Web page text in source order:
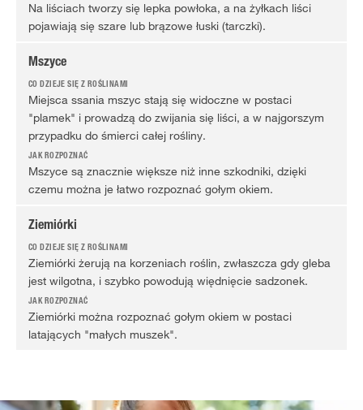
Na liściach tworzy się lepka powłoka, a na żyłkach liści
pojawiają się szare lub brązowe łuski (tarczki).
Mszyce
Miejsca ssania mszyc stają się widoczne w postaci
"plamek" i prowadzą do zwijania się liści, a w najgorszym
przypadku do śmierci całej rośliny.
Mszyce są znacznie większe niż inne szkodniki, dzięki
czemu można je łatwo rozpoznać gołym okiem.
Ziemiórki
Ziemiórki żerują na korzeniach roślin, zwłaszcza gdy gleba
jest wilgotna, i szybko powodują więdnięcie sadzonek.
Ziemiórki można rozpoznać gołym okiem w postaci
latających "małych muszek".